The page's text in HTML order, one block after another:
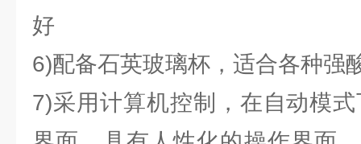
好
6)配备石英玻璃杯，适合各种强
7)采用计算机控制，在自动模